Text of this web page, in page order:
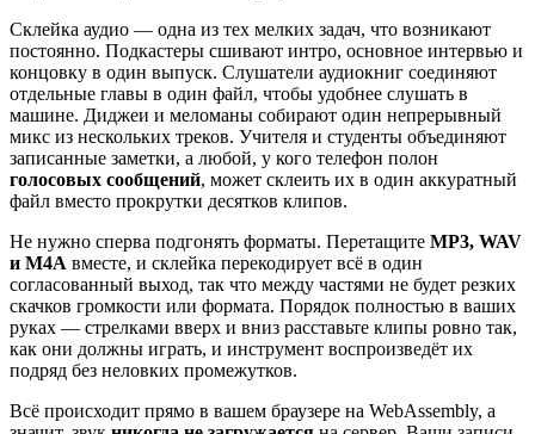
Склейка аудио — одна из тех мелких задач, что возникают
постоянно. Подкастеры сшивают интро, основное интервью и
концовку в один выпуск. Слушатели аудиокниг соединяют
отдельные главы в один файл, чтобы удобнее слушать в
машине. Диджеи и меломаны собирают один непрерывный
микс из нескольких треков. Учителя и студенты объединяют
записанные заметки, а любой, у кого телефон полон
голосовых сообщений, может склеить их в один аккуратный
файл вместо прокрутки десятков клипов.
Не нужно сперва подгонять форматы. Перетащите MP3, WAV
и M4A вместе, и склейка перекодирует всё в один
согласованный выход, так что между частями не будет резких
скачков громкости или формата. Порядок полностью в ваших
руках — стрелками вверх и вниз расставьте клипы ровно так,
как они должны играть, и инструмент воспроизведёт их
подряд без неловких промежутков.
Всё происходит прямо в вашем браузере на WebAssembly, а